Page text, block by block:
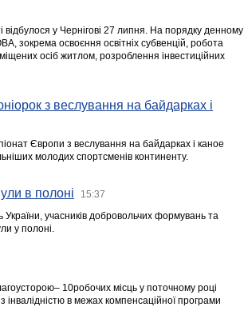
у Чернігові 27 липня. На порядку денному
зокрема освоєння освітніх субвенцій, робота
осіб житлом, розроблення інвестиційних
з веслування на байдарках і
Європи з веслування на байдарках і каное
молодих спортсменів континенту.
в полоні 15:37
учасників добровольчих формувань та
у полоні.
10робочих місць у поточному році
в межах компенсаційної програми